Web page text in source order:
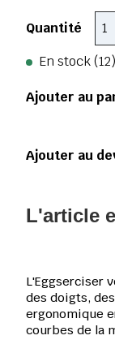
Quantité
En stock (12)
Ajouter au
Ajouter au
L'article
L'Eggserciser
des doigts, des
ergonomique
courbes de la